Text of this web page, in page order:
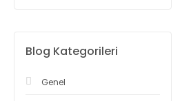
Blog Kategorileri
Genel